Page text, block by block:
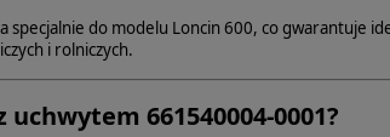
specjalnie do modelu Loncin 600, co gwarantuje
i rolniczych.
661540004-0001?